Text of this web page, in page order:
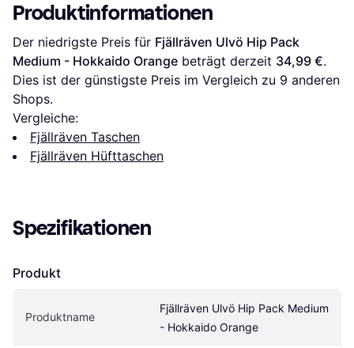
Produktinformationen
Der niedrigste Preis für Fjällräven Ulvö Hip Pack
Medium - Hokkaido Orange beträgt derzeit 34,99 €.
Dies ist der günstigste Preis im Vergleich zu 9 anderen
Shops.
Vergleiche:
Fjällräven Taschen
Fjällräven Hüfttaschen
Spezifikationen
Produkt
Produktname
Fjällräven Ulvö Hip Pack Medium
- Hokkaido Orange